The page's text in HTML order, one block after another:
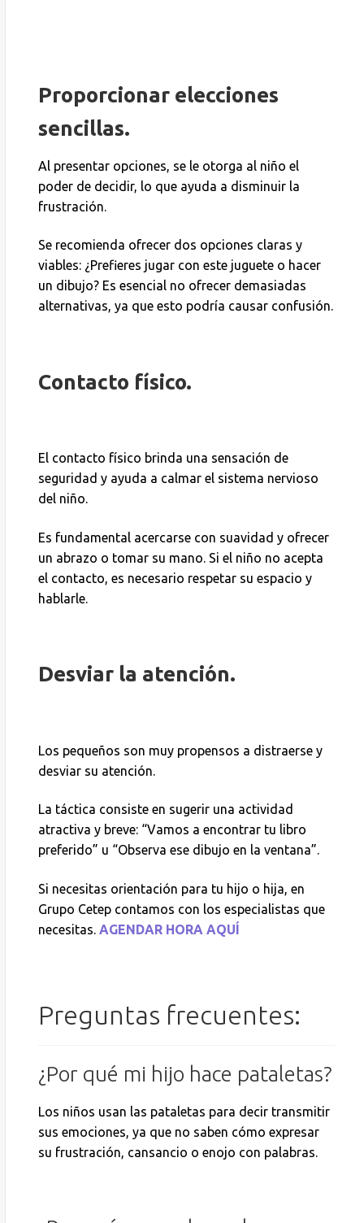
Proporcionar elecciones
sencillas.
Al presentar opciones, se le otorga al niño el
poder de decidir, lo que ayuda a disminuir la
frustración.
Se recomienda ofrecer dos opciones claras y
viables: ¿Prefieres jugar con este juguete o hacer
un dibujo? Es esencial no ofrecer demasiadas
alternativas, ya que esto podría causar confusión.
Contacto físico.
El contacto físico brinda una sensación de
seguridad y ayuda a calmar el sistema nervioso
del niño.
Es fundamental acercarse con suavidad y ofrecer
un abrazo o tomar su mano. Si el niño no acepta
el contacto, es necesario respetar su espacio y
hablarle.
Desviar la atención.
Los pequeños son muy propensos a distraerse y
desviar su atención.
La táctica consiste en sugerir una actividad
atractiva y breve: “Vamos a encontrar tu libro
preferido” u “Observa ese dibujo en la ventana”.
Si necesitas orientación para tu hijo o hija, en
Grupo Cetep contamos con los especialistas que
necesitas. AGENDAR HORA AQUÍ
Preguntas frecuentes:
¿Por qué mi hijo hace pataletas?
Los niños usan las pataletas para decir transmitir
sus emociones, ya que no saben cómo expresar
su frustración, cansancio o enojo con palabras.